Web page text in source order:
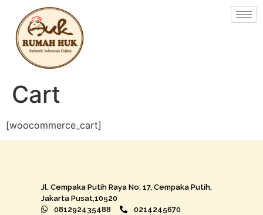
Cart
[woocommerce_cart]
Jl. Cempaka Putih Raya No. 17, Cempaka Putih,
Jakarta Pusat,10520
081292435488
0214245670